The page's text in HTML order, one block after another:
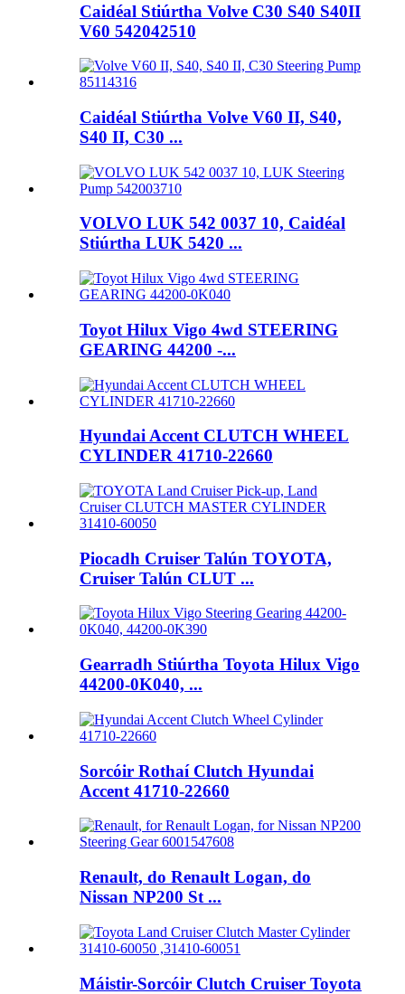
Caidéal Stiúrtha Volve C30 S40 S40II
V60 542042510
Caidéal Stiúrtha Volve V60 II, S40,
S40 II, C30 ...
VOLVO LUK 542 0037 10, Caidéal
Stiúrtha LUK 5420 ...
Toyot Hilux Vigo 4wd STEERING
GEARING 44200 -...
Hyundai Accent CLUTCH WHEEL
CYLINDER 41710-22660
Piocadh Cruiser Talún TOYOTA,
Cruiser Talún CLUT ...
Gearradh Stiúrtha Toyota Hilux Vigo
44200-0K040, ...
Sorcóir Rothaí Clutch Hyundai
Accent 41710-22660
Renault, do Renault Logan, do
Nissan NP200 St ...
Máistir-Sorcóir Clutch Cruiser Toyota